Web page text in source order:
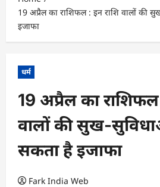
19 अप्रैल का राशिफल : इन राशि वालों की
इजाफा
धर्म
19 अप्रैल का राशिफल
वालों की सुख-
सकता है इजाफा
Fark India Web